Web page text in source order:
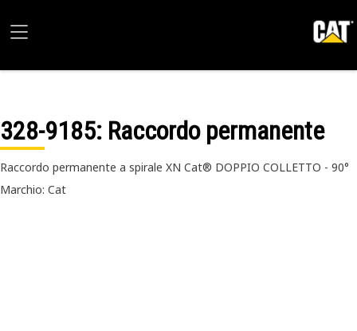
328-9185: Raccordo permanente
Raccordo permanente a spirale XN Cat® DOPPIO COLLETTO - 90°
Marchio: Cat